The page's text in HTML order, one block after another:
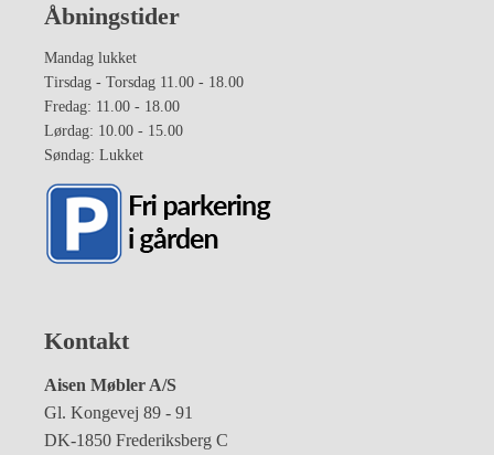
Åbningstider
Mandag lukket
Tirsdag - Torsdag 11.00 - 18.00
Fredag: 11.00 - 18.00
Lørdag: 10.00 - 15.00
Søndag: Lukket
Kontakt
Aisen Møbler A/S
Gl. Kongevej 89 - 91
DK-1850 Frederiksberg C